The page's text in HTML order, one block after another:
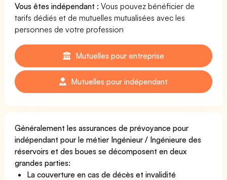
Vous êtes indépendant : Vous pouvez bénéficier de
tarifs dédiés et de mutuelles mutualisées avec les
personnes de votre profession
Mutuelles pour entreprise
Mutuelles pour indépendant
Généralement les assurances de prévoyance pour
indépendant pour le métier Ingénieur / Ingénieure des
réservoirs et des boues se décomposent en deux
grandes parties:
La couverture en cas de décès et invalidité